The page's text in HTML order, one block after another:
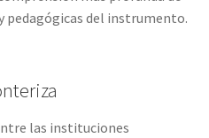
pedagógicas del instrumento.
las instituciones